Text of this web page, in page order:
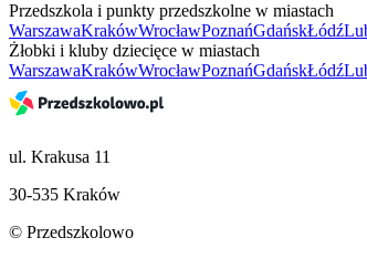
Przedszkola i punkty przedszkolne w miastach
WarszawaKrakówWrocławPoznańGdańskŁódź
Żłobki i kluby dziecięce w miastach
WarszawaKrakówWrocławPoznańGdańskŁódź
ul. Krakusa 11
30-535 Kraków
© Przedszkolowo